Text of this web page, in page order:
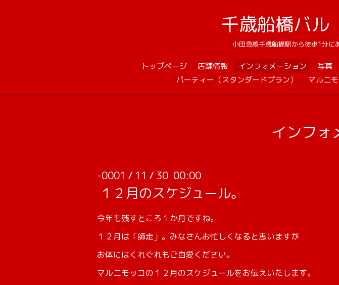
千歳船橋バ
小田急線千歳船橋駅から徒歩1分に
トップページ 店舗情報 インフォメーション 写真
パーティー（スタンダードプラン）
マルニ
インフォ
-0001 / 11 / 30 00:00
１２月のスケジュール。
今年も残すところ１か月ですね。
１２月は「師走」。みなさんお忙しくなると思いますが
お体にはくれぐれもご自愛ください。
マルニモッコの１２月のスケジュールをお伝えいたします。